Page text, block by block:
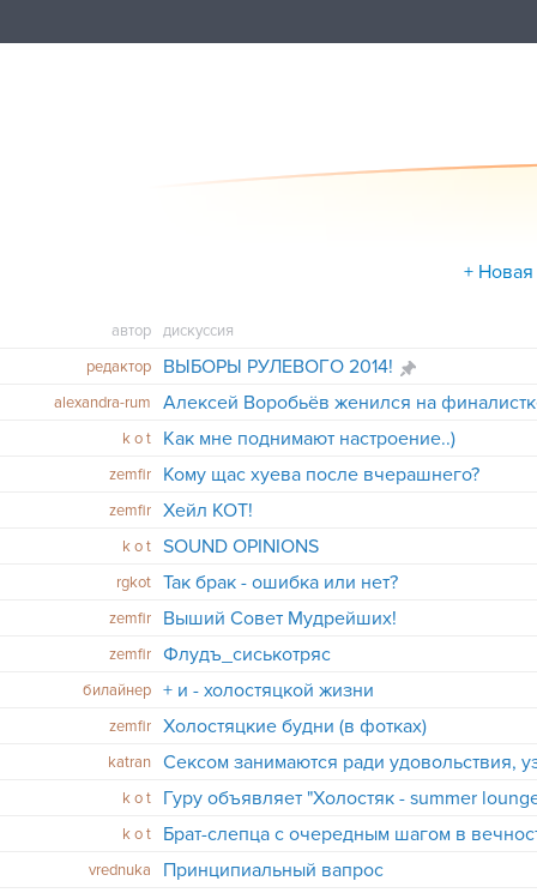
+ Новая
автор
дискуссия
редактор
ВЫБОРЫ РУЛЕВОГО 2014!
alexandra-rum Алексей Воробьёв женился на
k o t Как мне поднимают настроение..)
zemfir Кому щас хуева после вчерашнего?
zemfir Хейл КОТ!
k o t SOUND OPINIONS
rgkot Так брак - ошибка или нет?
zemfir Выший Совет Мудрейших!
zemfir Флудъ_сиськотряс
билайнер + и - холостяцкой жизни
zemfir Холостяцкие будни (в фотках)
katran Сексом занимаются ради удовольствия,
k o t Гуру объявляет "Холостяк - summer
k o t Брат-слепца с очередным шагом в
vrednuka Принципиальный вапрос